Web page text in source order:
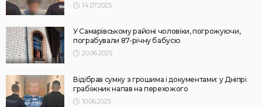
14.07.2025
У Самарівському районі чоловіки, погрожуючи,
пограбували 87-річну бабусю
20.06.2025
Відібрав сумку з грошима і документами: у Дніпрі
грабіжник напав на перехожого
10.06.2025